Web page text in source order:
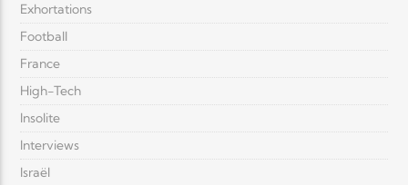
Exhortations
Football
France
High-Tech
Insolite
Interviews
Israël